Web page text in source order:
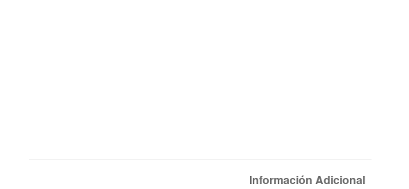
Información Adicional